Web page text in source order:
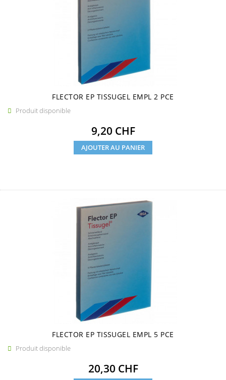
FLECTOR EP TISSUGEL EMPL 2 PCE
 Produit disponible
Prix
9,20 CHF
AJOUTER AU PANIER
FLECTOR EP TISSUGEL EMPL 5 PCE
 Produit disponible
Prix
20,30 CHF